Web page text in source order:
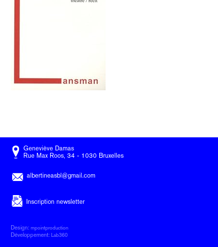
Geneviève Damas
Rue Max Roos, 34 - 1030 Bruxelles
albertineasbl@gmail.com
Inscription newsletter
Design:mpointproduction
Développement:Lab360